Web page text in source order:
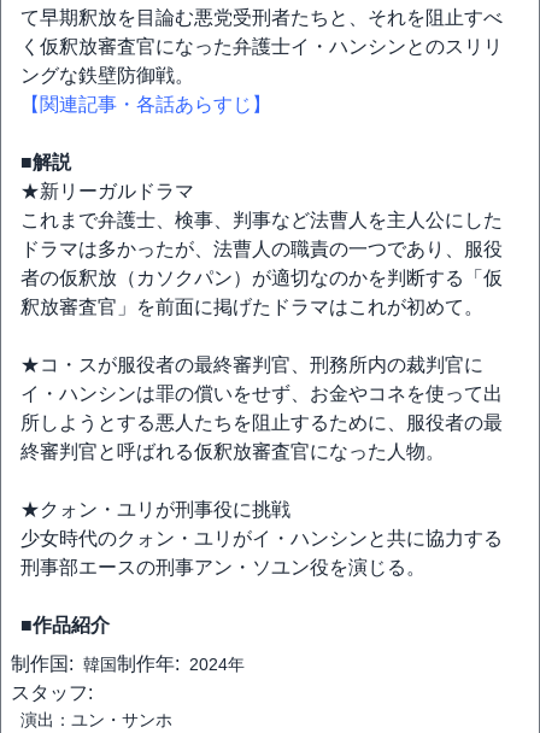
て早期釈放を目論む悪党受刑者たちと、それを阻止すべ
く仮釈放審査官になった弁護士イ・ハンシンとのスリリ
ングな鉄壁防御戦。
【関連記事・各話あらすじ】
■解説
★新リーガルドラマ
これまで弁護士、検事、判事など法曹人を主人公にした
ドラマは多かったが、法曹人の職責の一つであり、服役
者の仮釈放（カソクパン）が適切なのかを判断する「仮
釈放審査官」を前面に掲げたドラマはこれが初めて。
★コ・スが服役者の最終審判官、刑務所内の裁判官に
イ・ハンシンは罪の償いをせず、お金やコネを使って出
所しようとする悪人たちを阻止するために、服役者の最
終審判官と呼ばれる仮釈放審査官になった人物。
★クォン・ユリが刑事役に挑戦
少女時代のクォン・ユリがイ・ハンシンと共に協力する
刑事部エースの刑事アン・ソユン役を演じる。
■作品紹介
制作国: 韓国制作年: 2024年
スタッフ:
演出：ユン・サンホ